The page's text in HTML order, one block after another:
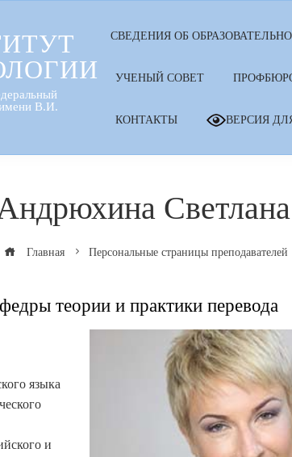
В.И.
СВЕДЕНИЯ ОБ
УЧЕНЫЙ СОВЕТ
КОНТАКТЫ ВЕРСИЯ
Главная Персональные страницы преподавателей
теории и практики перевода
языка
и